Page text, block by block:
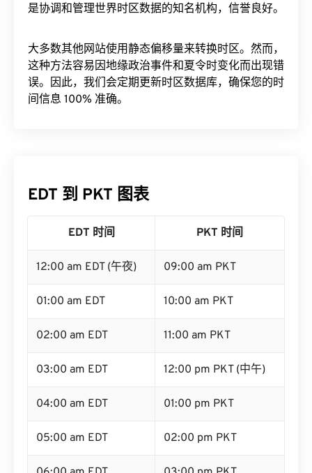
是协调和管理世界时区数据的知名机构，信誉良好。
大多数其他网站使用静态偏移量来转换时区。然而，
这种方法容易因地缘政治事件和夏令时变化而出现错
误。因此，我们会定期更新时区数据库，确保您的时
间信息 100% 准确。
EDT 到 PKT 图表
EDT 时间 PKT 时间
12:00 am EDT (午夜) 09:00 am PKT
01:00 am EDT 10:00 am PKT
02:00 am EDT 11:00 am PKT
03:00 am EDT 12:00 pm PKT (中午)
04:00 am EDT 01:00 pm PKT
05:00 am EDT 02:00 pm PKT